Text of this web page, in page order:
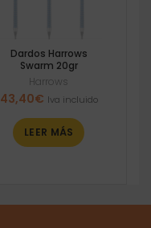
Dardos Harrows
Swarm 20gr
Harrows
43,40€ Iva incluido
LEER MÁS